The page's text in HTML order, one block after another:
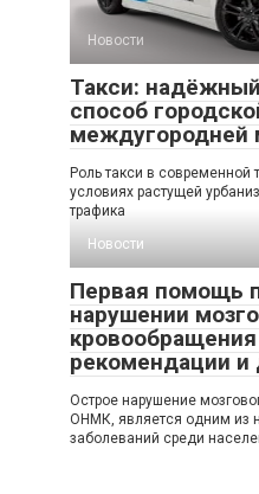
Новости
Такси:
способ
междугородней
Роль такси в современной
условиях растущей
трафика
Новости
Первая помощь
нарушении
рекомендации и
Острое нарушение
ОНМК, является одним из
заболеваний среди